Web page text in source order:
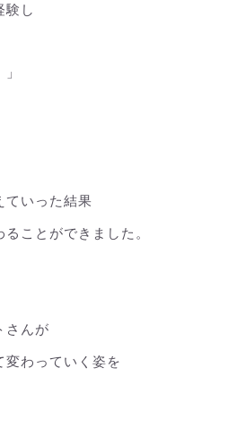
験し
ていった結果
ことができました。
さんが
変わっていく姿を